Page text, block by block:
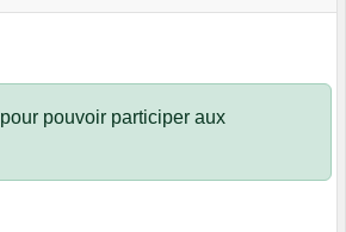
pour pouvoir participer aux